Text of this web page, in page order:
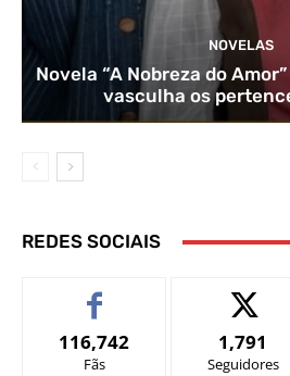
NOVELAS
Novela “A Nobreza do
vasculha os
REDES SOCIAIS
116,742
Fãs
1,791
Seguidores